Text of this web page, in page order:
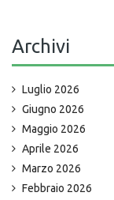
Archivi
Luglio 2026
Giugno 2026
Maggio 2026
Aprile 2026
Marzo 2026
Febbraio 2026